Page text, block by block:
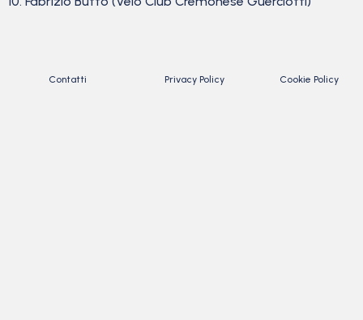
Contatti Privacy Policy Cookie Policy